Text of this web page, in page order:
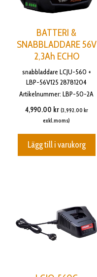
BATTERI &
SNABBLADDARE 56V
2,3Ah ECHO
snabbladdare LCJU-560 +
LBP-56V125 28781204
Artikelnummer: LBP-50-2A
4,990.00 kr (3,992.00 kr
exkl.moms)
Lägg till i varukorg